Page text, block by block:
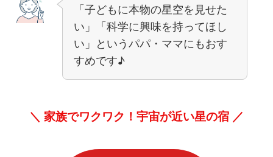
「子どもに本物の星空を見せた
い」「科学に興味を持ってほし
い」というパパ・ママにもおす
すめです♪
＼ 家族でワクワク！宇宙が近い星の宿 ／